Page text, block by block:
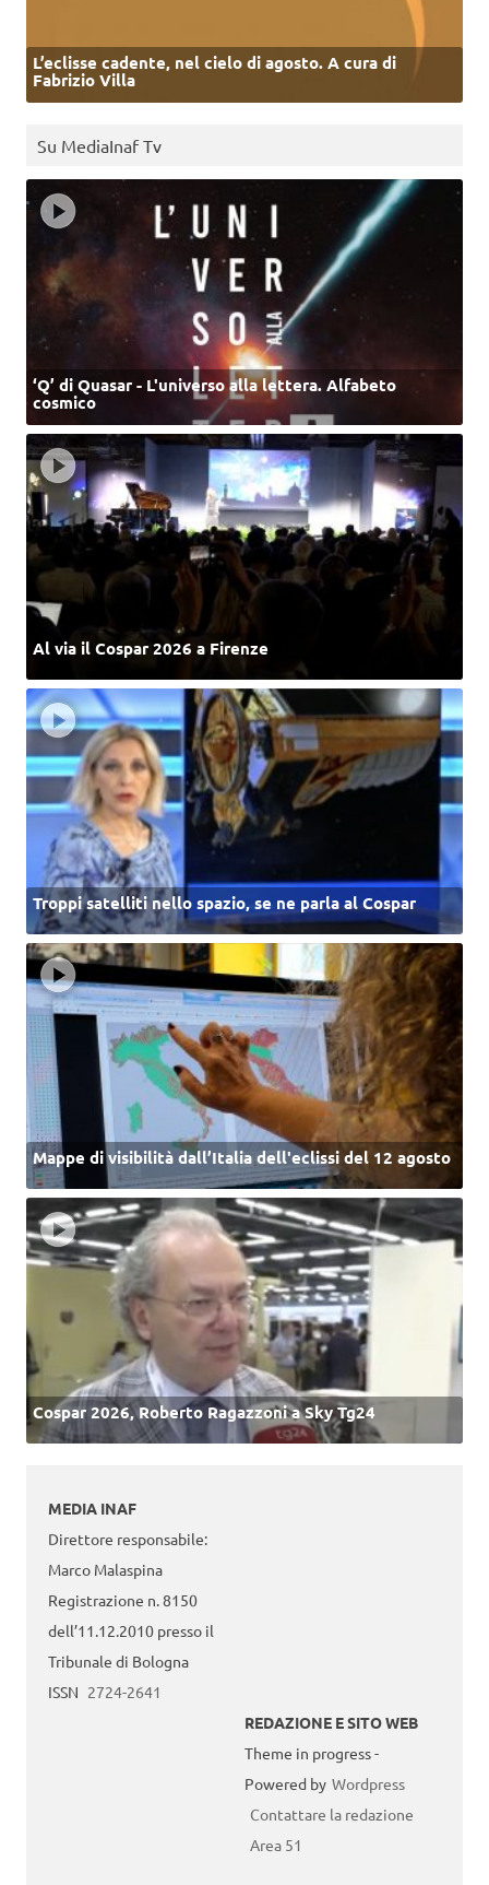
L’eclisse cadente, nel cielo di agosto. A cura di
Fabrizio Villa
Su MediaInaf Tv
‘Q’ di Quasar - L'universo alla lettera. Alfabeto
cosmico
Al via il Cospar 2026 a Firenze
Troppi satelliti nello spazio, se ne parla al Cospar
Mappe di visibilità dall’Italia dell'eclissi del 12 agosto
Cospar 2026, Roberto Ragazzoni a Sky Tg24
MEDIA INAF
Direttore responsabile:
Marco Malaspina
Registrazione n. 8150
dell’11.12.2010 presso il
Tribunale di Bologna
ISSN 2724-2641
REDAZIONE E SITO WEB
Theme in progress -
Powered by Wordpress
Contattare la redazione
Area 51